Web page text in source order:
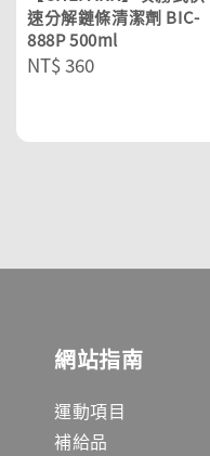
速分解鏈條清潔劑 BIC-
888P 500ml
Regular
NT$ 360
網站指南
運動項目
補給品